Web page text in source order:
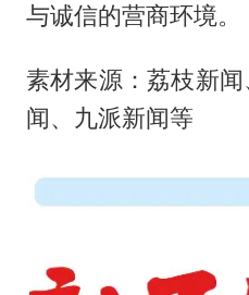
与诚信的营商环境。
素材来源：荔枝新
闻、九派新闻等